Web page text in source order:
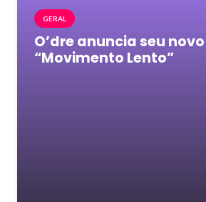
GERAL
O’dre anuncia seu
“Movimento Lento”